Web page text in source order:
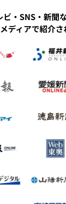
ビ・SNS・新聞
ディアで紹介さ